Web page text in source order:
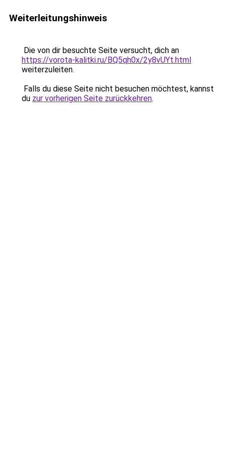
Weiterleitungshinweis
Die von dir besuchte Seite versucht, dich an
https://vorota-kalitki.ru/BQ5qh0x/2y8vUYt.html
weiterzuleiten.
Falls du diese Seite nicht besuchen möchtest, kannst
du zur vorherigen Seite zurückkehren.